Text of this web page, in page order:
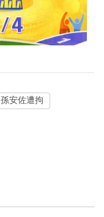
孫安佐遭拘